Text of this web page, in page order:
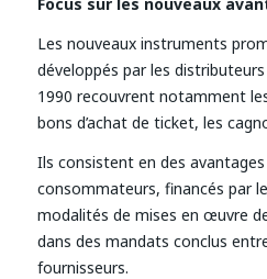
Les nouveaux instruments
développés par les
1990 recouvrent notamment
bons d’achat de ticket, les
Ils consistent en des
consommateurs, financés par
modalités de mises en œuvre
dans des mandats conclus
fournisseurs.